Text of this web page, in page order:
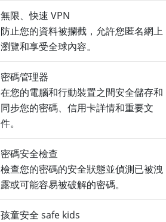
無限、快速 VPN
防止您的資料被攔截，允許您匿名網上
瀏覽和享受全球內容。
密碼管理器
在您的電腦和行動裝置之間安全儲存和
同步您的密碼、信用卡詳情和重要文
件。
密碼安全檢查
檢查您的密碼的安全狀態並偵測已被洩
露或可能容易被破解的密碼。
孩童安全 safe kids